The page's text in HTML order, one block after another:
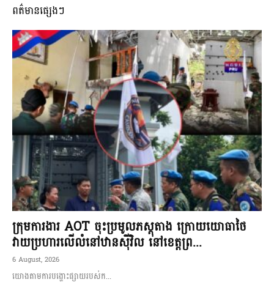
ពត៌មានផ្សេងៗ
ក្រុមការងារ AOT ចុះប្រមូលភស្តុតាង ក្រោយយោធាថៃ
វាយប្រហារលើលំនៅឋានស៊ីវិល នៅខេត្តព្រ...
6 August, 2026
យោងតាមការបង្ហោះផ្សាយរបស់ក...